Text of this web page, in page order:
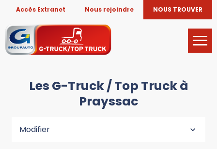
Accès Extranet Nous rejoindre NOUS TROUVER
Les G-Truck / Top Truck à
Prayssac
Modifier